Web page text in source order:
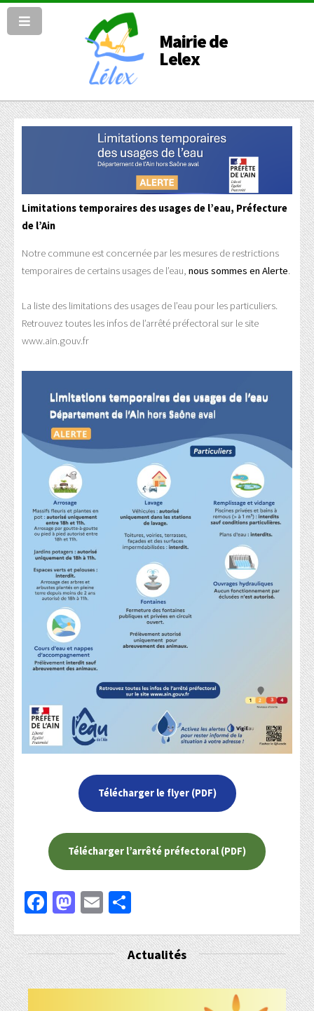
Mairie de
Lelex
Limitations temporaires des usages de l’eau, Préfecture
de l’Ain
Notre commune est concernée par les mesures de restrictions
temporaires de certains usages de l’eau, nous sommes en Alerte.
La liste des limitations des usages de l’eau pour les particuliers.
Retrouvez toutes les infos de l’arrêté préfectoral sur le site
www.ain.gouv.fr
Télécharger le flyer (PDF)
Télécharger l’arrêté préfectoral (PDF)
Facebook
Mastodon
Email
Actualités